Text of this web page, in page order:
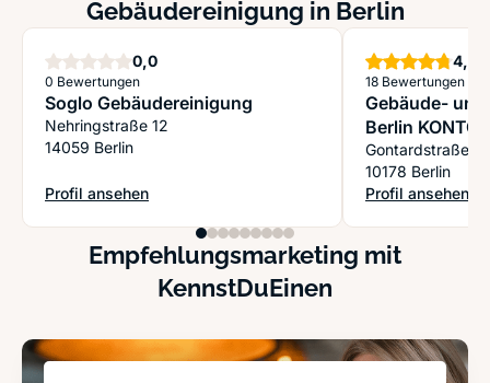
Gebäudereinigung in Berlin
0,0Sterne
0 Bewertungen
Soglo Gebäudereinigung
Nehringstraße 12
14059 Berlin
Profil ansehen
: Soglo Gebäudereinigung
4,8
18 Bewertungen
Gebäude-
Berlin
Gontardstraße 11
10178 Berlin
Profil ansehen
: Gebäude- und
Empfehlungsmarketing mit
KennstDuEinen